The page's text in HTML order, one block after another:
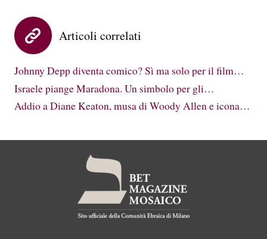
Articoli correlati
Johnny Depp diventa comico? Sì ma solo per il film…
Israele piange Maradona. Un simbolo per gli…
Addio a Diane Keaton, musa di Woody Allen e icona…